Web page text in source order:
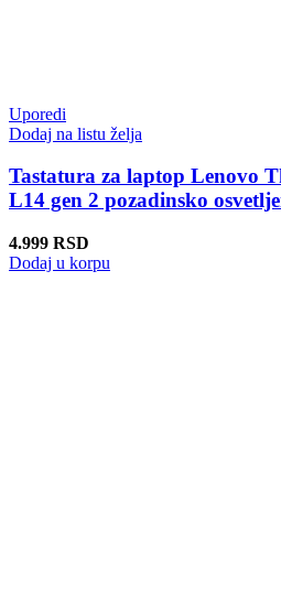
Uporedi
Dodaj na listu želja
Tastatura za laptop Lenovo
L14 gen 2 pozadinsko
4.999 RSD
Dodaj u korpu